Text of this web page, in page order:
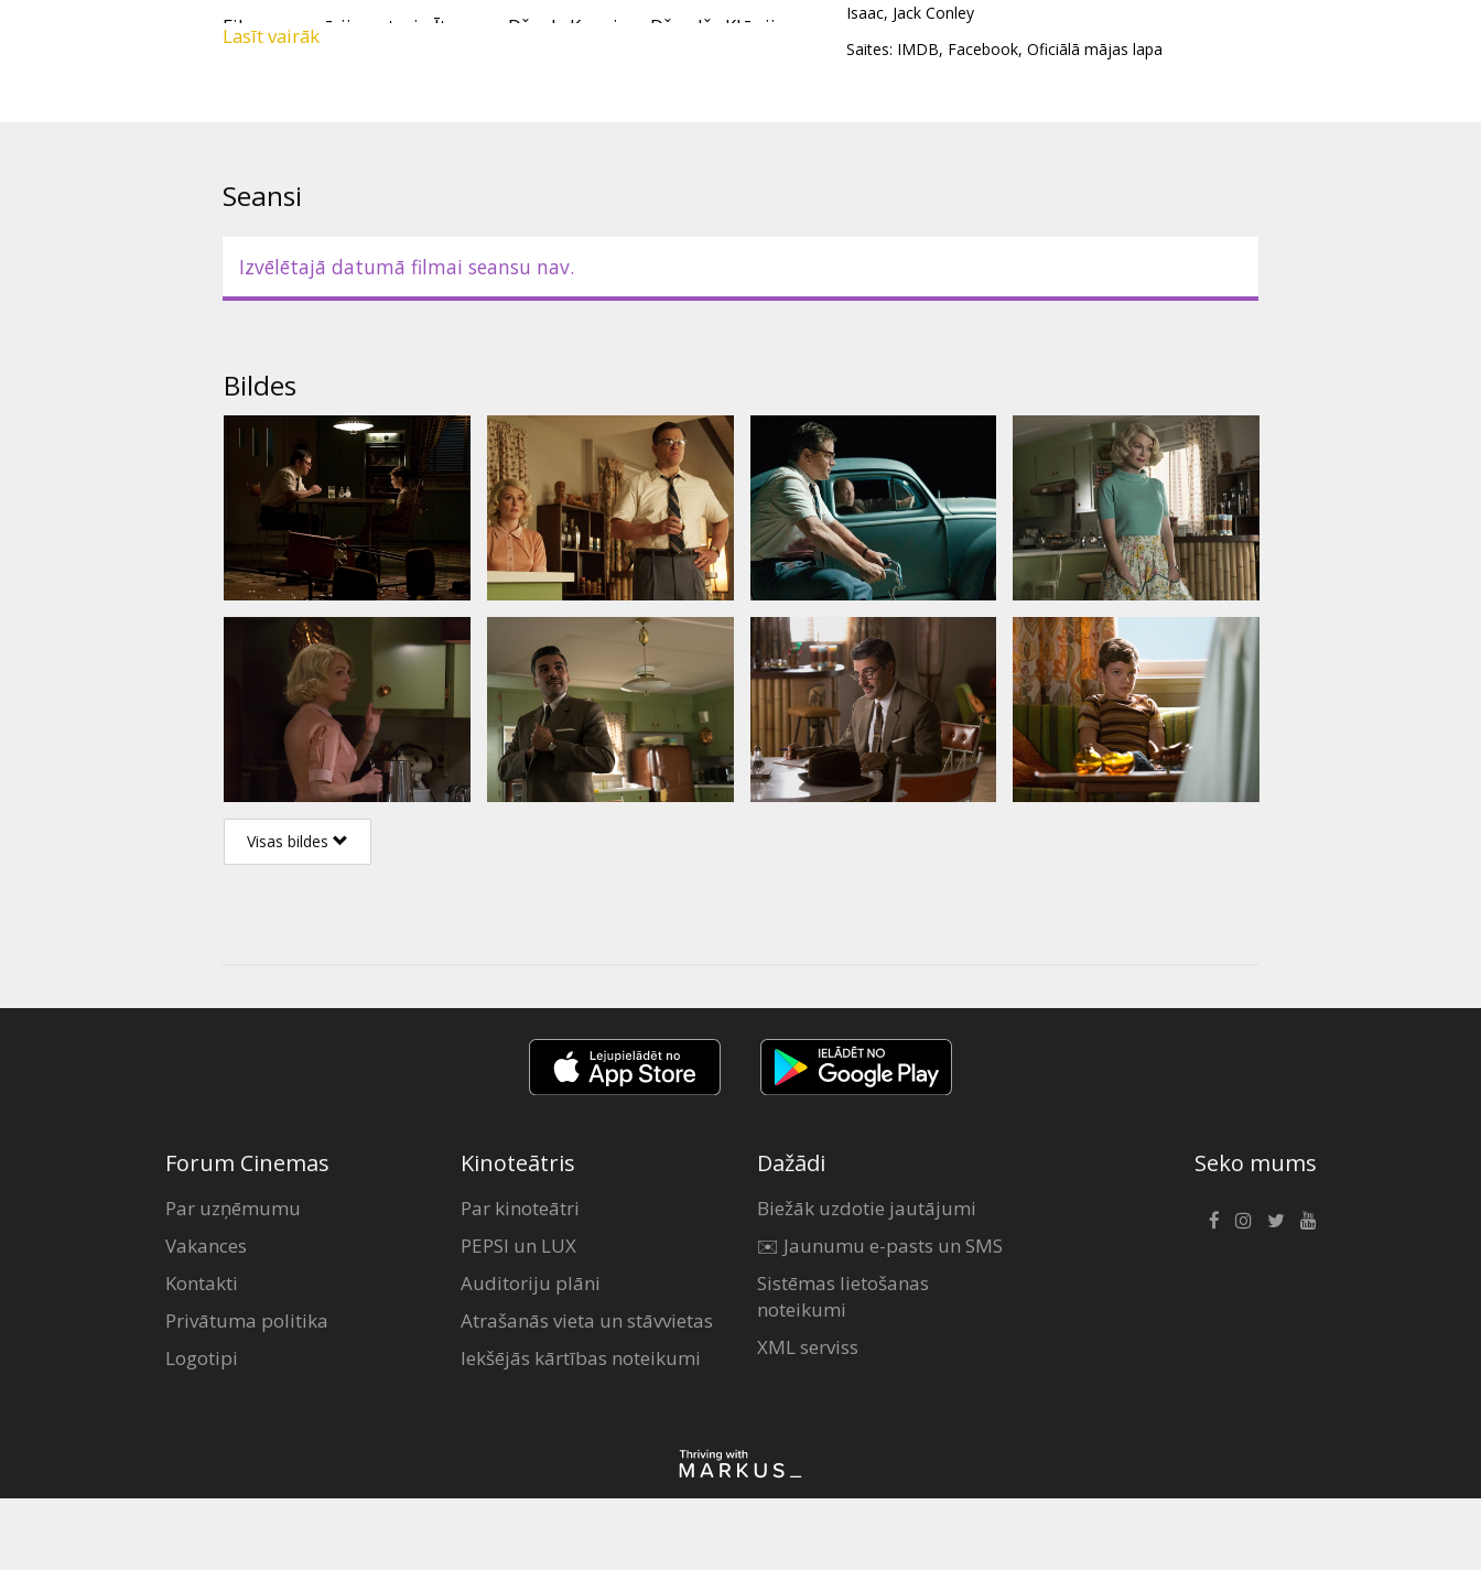
Filmas scenārija autori - Ītens un Džoels Koeni un Džordžs Klūnijs.
Lasīt vairāk
Isaac, Jack Conley
Saites: IMDB, Facebook, Oficiālā mājas lapa
Seansi
Izvēlētajā datumā filmai seansu nav.
Bildes
Visas bildes
Forum Cinemas
Par uzņēmumu
Vakances
Kontakti
Privātuma politika
Logotipi
Kinoteātris
Par kinoteātri
PEPSI un LUX
Auditoriju plāni
Atrašanās vieta un stāvvietas
Iekšējās kārtības noteikumi
Dažādi
Biežāk uzdotie jautājumi
✉️ Jaunumu e-pasts un SMS
Sistēmas lietošanas
noteikumi
XML serviss
Seko mums